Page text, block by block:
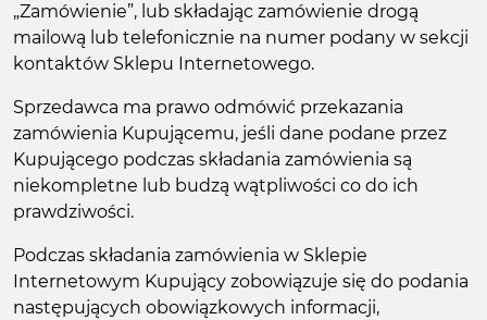
„Zamówienie”, lub składając zamówienie drogą
mailową lub telefonicznie na numer podany w sekcji
kontaktów Sklepu Internetowego.
Sprzedawca ma prawo odmówić przekazania
zamówienia Kupującemu, jeśli dane podane przez
Kupującego podczas składania zamówienia są
niekompletne lub budzą wątpliwości co do ich
prawdziwości.
Podczas składania zamówienia w Sklepie
Internetowym Kupujący zobowiązuje się do podania
następujących obowiązkowych informacji,